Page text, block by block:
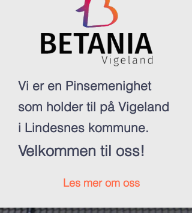
Vi er en Pinsemenighet
som holder til på Vigeland
i Lindesnes kommune.
Velkommen til oss!
Les mer om oss